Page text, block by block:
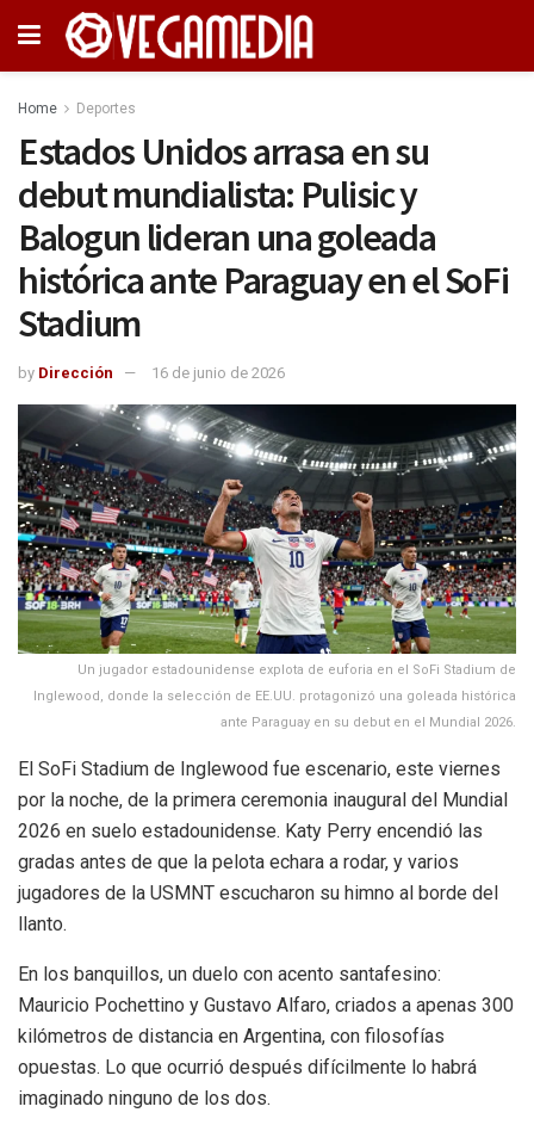
Home Deportes
Estados Unidos arrasa en su
debut mundialista: Pulisic y
Balogun lideran una goleada
histórica ante Paraguay en el SoFi
Stadium
by Dirección 16 de junio de 2026
Un jugador estadounidense explota de euforia en el SoFi Stadium de
Inglewood, donde la selección de EE.UU. protagonizó una goleada histórica
ante Paraguay en su debut en el Mundial 2026.
El SoFi Stadium de Inglewood fue escenario, este viernes
por la noche, de la primera ceremonia inaugural del Mundial
2026 en suelo estadounidense. Katy Perry encendió las
gradas antes de que la pelota echara a rodar, y varios
jugadores de la USMNT escucharon su himno al borde del
llanto.
En los banquillos, un duelo con acento santafesino:
Mauricio Pochettino y Gustavo Alfaro, criados a apenas 300
kilómetros de distancia en Argentina, con filosofías
opuestas. Lo que ocurrió después difícilmente lo habrá
imaginado ninguno de los dos.